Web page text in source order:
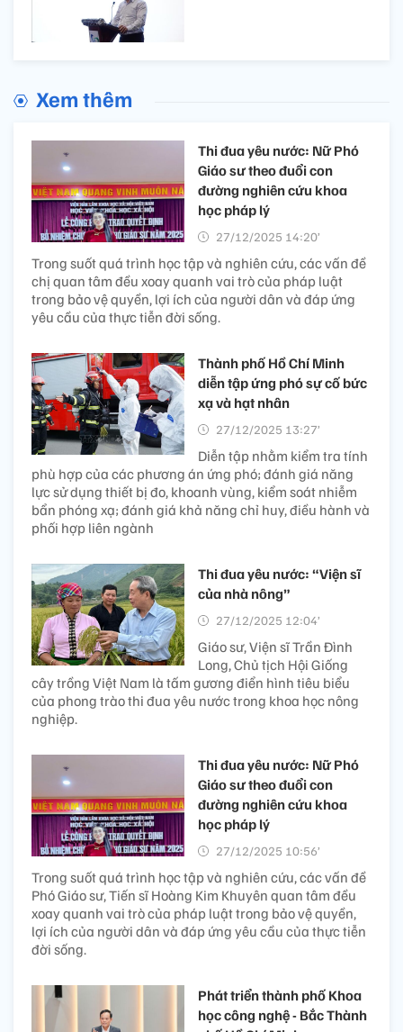
Xem thêm
Thi đua yêu nước: Nữ Phó
Giáo sư theo đuổi con
đường nghiên cứu khoa
học pháp lý
27/12/2025 14:20’
Trong suốt quá trình học tập và nghiên cứu, các vấn đề
chị quan tâm đều xoay quanh vai trò của pháp luật
trong bảo vệ quyền, lợi ích của người dân và đáp ứng
yêu cầu của thực tiễn đời sống.
Thành phố Hồ Chí Minh
diễn tập ứng phó sự cố bức
xạ và hạt nhân
27/12/2025 13:27’
Diễn tập nhằm kiểm tra tính
phù hợp của các phương án ứng phó; đánh giá năng
lực sử dụng thiết bị đo, khoanh vùng, kiểm soát nhiễm
bẩn phóng xạ; đánh giá khả năng chỉ huy, điều hành và
phối hợp liên ngành
Thi đua yêu nước: “Viện sĩ
của nhà nông”
27/12/2025 12:04’
Giáo sư, Viện sĩ Trần Đình
Long, Chủ tịch Hội Giống
cây trồng Việt Nam là tấm gương điển hình tiêu biểu
của phong trào thi đua yêu nước trong khoa học nông
nghiệp.
Thi đua yêu nước: Nữ Phó
Giáo sư theo đuổi con
đường nghiên cứu​ khoa
học pháp lý
27/12/2025 10:56’
Trong suốt quá trình học tập và nghiên cứu, các vấn đề
Phó Giáo sư, Tiến sĩ Hoàng Kim Khuyên quan tâm đều
xoay quanh vai trò của pháp luật trong bảo vệ quyền,
lợi ích của người dân và đáp ứng yêu cầu của thực tiễn
đời sống.
Phát triển thành phố Khoa
học công nghệ - Bắc Thành